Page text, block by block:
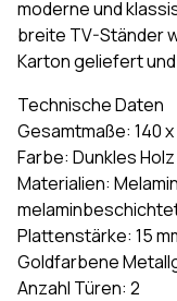
moderne und
breite TV-Ständer
Karton geliefert
Technische Daten
Gesamtmaße: 140
Farbe: Dunkles
Materialien:
Plattenstärke: 15
Goldfarbene
Anzahl Türen: 2